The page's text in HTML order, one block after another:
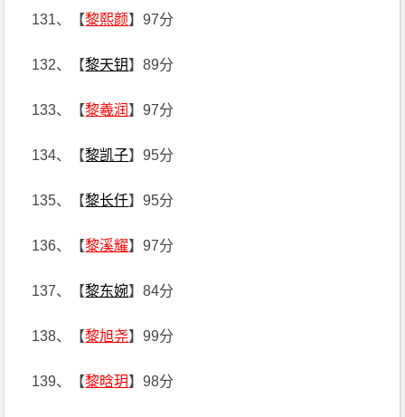
131、【黎熙颜】97分
132、【黎天钥】89分
133、【黎羲润 】97分
134、【黎凯子】95分
135、【黎长仟】95分
136、【黎溪耀】97分
137、【黎东婉】84分
138、【黎旭尧】99分
139、【黎晗玥】98分